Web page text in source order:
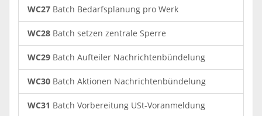
WC27 Batch Bedarfsplanung pro Werk
WC28 Batch setzen zentrale Sperre
WC29 Batch Aufteiler Nachrichtenbündelung
WC30 Batch Aktionen Nachrichtenbündelung
WC31 Batch Vorbereitung USt-Voranmeldung